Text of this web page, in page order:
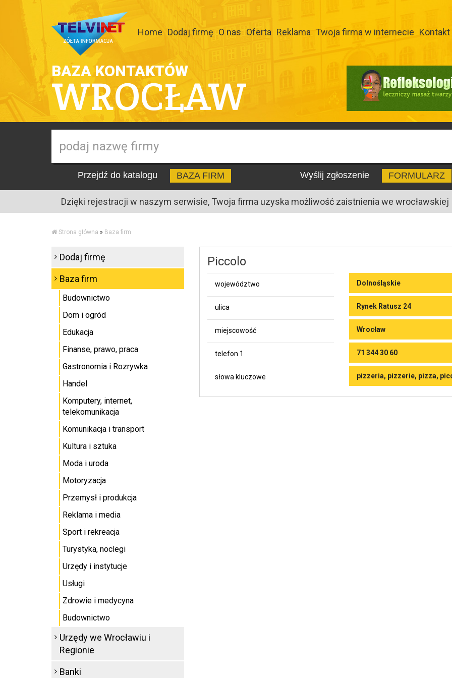
Home Dodaj firmę O nas Oferta Reklama Twoja firma w internecie Kontakt
BAZA KONTAKTÓW
WROCŁAW
Przejdź do katalogu BAZA FIRM Wyślij zgłoszenie FORMULARZ
Dzięki rejestracji w naszym serwisie, Twoja firma uzyska możliwość zaistnienia we wrocławskiej
Strona główna » Baza firm
Piccolo
województwo Dolnośląskie
ulica Rynek Ratusz 24
miejscowość Wrocław
telefon 1 71 344 30 60
słowa kluczowe pizzeria, pizzerie, pizza,
Dodaj firmę
Baza firm
Budownictwo
Dom i ogród
Edukacja
Finanse, prawo, praca
Gastronomia i Rozrywka
Handel
Komputery, internet,
telekomunikacja
Komunikacja i transport
Kultura i sztuka
Moda i uroda
Motoryzacja
Przemysł i produkcja
Reklama i media
Sport i rekreacja
Turystyka, noclegi
Urzędy i instytucje
Usługi
Zdrowie i medycyna
Budownictwo
Urzędy we Wrocławiu i
Regionie
Banki